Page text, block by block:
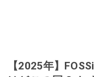
【2025年】